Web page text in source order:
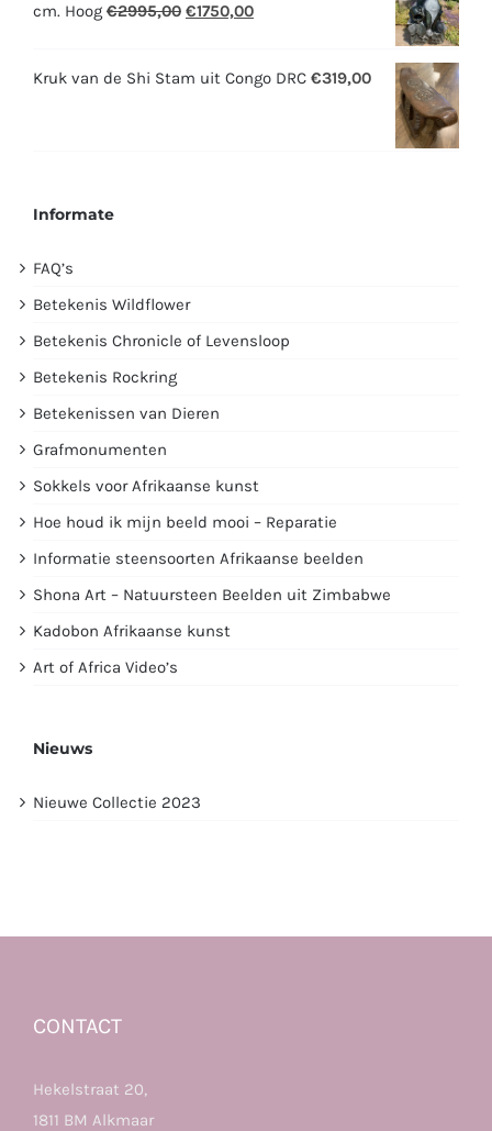
cm. Hoog €2995,00 Oorspronkelijke
was:
€1750,00Huidige
is:
Kruk van de Shi Stam uit Congo DRC €319,00
Informate
FAQ’s
Betekenis Wildflower
Betekenis Chronicle of Levensloop
Betekenis Rockring
Betekenissen van Dieren
Grafmonumenten
Sokkels voor Afrikaanse kunst
Hoe houd ik mijn beeld mooi – Reparatie
Informatie steensoorten Afrikaanse beelden
Shona Art – Natuursteen Beelden uit Zimbabwe
Kadobon Afrikaanse kunst
Art of Africa Video’s
Nieuws
Nieuwe Collectie 2023
CONTACT
Hekelstraat 20,
1811 BM Alkmaar